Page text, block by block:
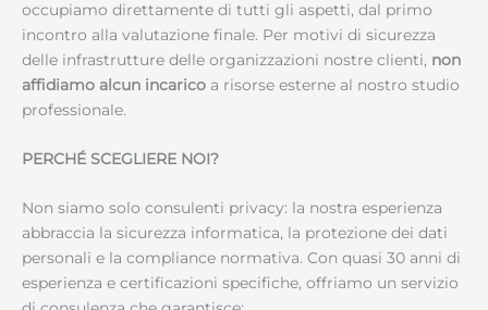
occupiamo direttamente di tutti gli aspetti, dal primo
incontro alla valutazione finale. Per motivi di sicurezza
delle infrastrutture delle organizzazioni nostre clienti, non
affidiamo alcun incarico a risorse esterne al nostro studio
professionale.
PERCHÉ SCEGLIERE NOI?
Non siamo solo consulenti privacy: la nostra esperienza
abbraccia la sicurezza informatica, la protezione dei dati
personali e la compliance normativa. Con quasi 30 anni di
esperienza e certificazioni specifiche, offriamo un servizio